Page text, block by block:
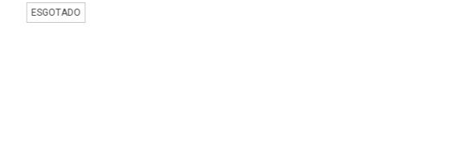
ESGOTADO